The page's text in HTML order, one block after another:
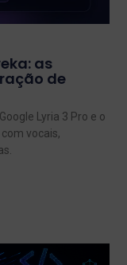
as
de
Lyria 3 Pro e o
vocais,